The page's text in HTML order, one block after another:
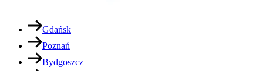
Gdańsk
Poznań
Bydgoszcz